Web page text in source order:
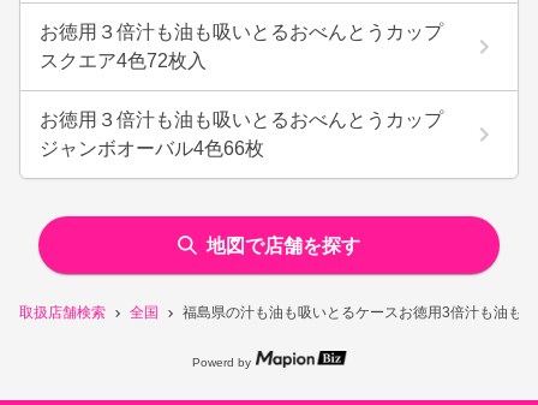
取扱店舗検索 全国 福島県の汁も油も吸いとるケースお徳用3倍汁も油も
お徳用３倍汁も油も吸いとるおべんとうカップ
スクエア4色72枚入
お徳用３倍汁も油も吸いとるおべんとうカップ
ジャンボオーバル4色66枚
地図で店舗を探す
Powerd by